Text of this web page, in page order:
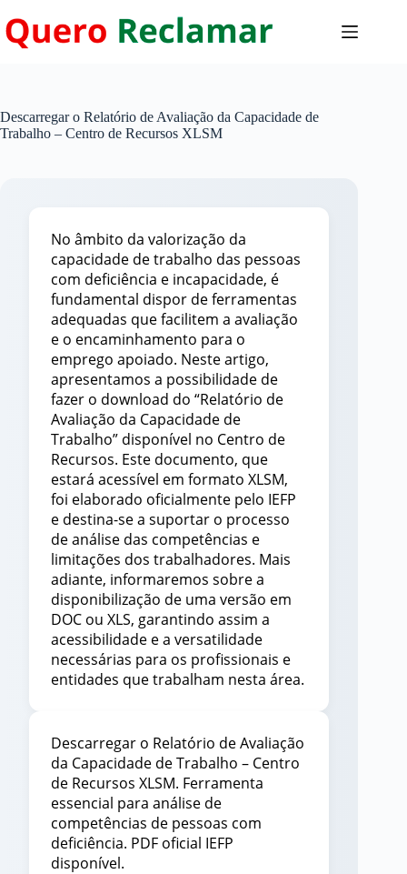
para
o
Descarregar o Relatório de Avaliação da Capacidade de
Trabalho – Centro de Recursos XLSM
No âmbito da valorização da
capacidade de trabalho das pessoas
com deficiência e incapacidade, é
fundamental dispor de ferramentas
adequadas que facilitem a avaliação
e o encaminhamento para o
emprego apoiado. Neste artigo,
apresentamos a possibilidade de
fazer o download do “Relatório de
Avaliação da Capacidade de
Trabalho” disponível no Centro de
Recursos. Este documento, que
estará acessível em formato XLSM,
foi elaborado oficialmente pelo IEFP
e destina-se a suportar o processo
de análise das competências e
limitações dos trabalhadores. Mais
adiante, informaremos sobre a
disponibilização de uma versão em
DOC ou XLS, garantindo assim a
acessibilidade e a versatilidade
necessárias para os profissionais e
entidades que trabalham nesta área.
Descarregar o Relatório de Avaliação
da Capacidade de Trabalho – Centro
de Recursos XLSM. Ferramenta
essencial para análise de
competências de pessoas com
deficiência. PDF oficial IEFP
disponível.